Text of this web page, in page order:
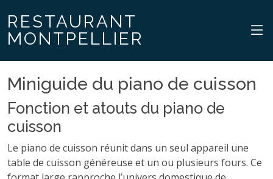
RESTAURANT
MONTPELLIER
Miniguide du piano de cuisson
Fonction et atouts du piano de
cuisson
Le piano de cuisson réunit dans un seul appareil une
table de cuisson généreuse et un ou plusieurs fours. Ce